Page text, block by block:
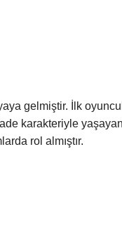
gelmiştir. İlk
karakteriyle
rol almıştır.